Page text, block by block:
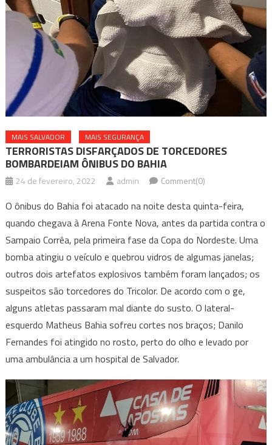
MAIS SALVADOR MAIS SEGURANÇA
TERRORISTAS DISFARÇADOS DE TORCEDORES
BOMBARDEIAM ÔNIBUS DO BAHIA
24 de fevereiro, 2022 admin Comment(0)
O ônibus do Bahia foi atacado na noite desta quinta-feira,
quando chegava à Arena Fonte Nova, antes da partida contra o
Sampaio Corrêa, pela primeira fase da Copa do Nordeste. Uma
bomba atingiu o veículo e quebrou vidros de algumas janelas;
outros dois artefatos explosivos também foram lançados; os
suspeitos são torcedores do Tricolor. De acordo com o ge,
alguns atletas passaram mal diante do susto. O lateral-
esquerdo Matheus Bahia sofreu cortes nos braços; Danilo
Fernandes foi atingido no rosto, perto do olho e levado por
uma ambulância a um hospital de Salvador.